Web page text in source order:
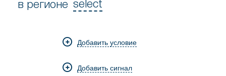
ищу
в регионе select
в
Добавить условие
Добавить сигнал